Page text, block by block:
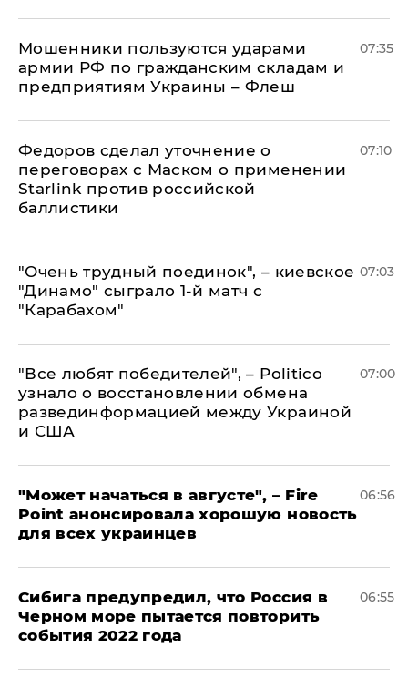
Мошенники пользуются ударами
армии РФ по гражданским складам и
предприятиям Украины – Флеш
07:35
Федоров сделал уточнение о
переговорах с Маском о применении
Starlink против российской
баллистики
07:10
"Очень трудный поединок", – киевское
"Динамо" сыграло 1-й матч с
"Карабахом"
07:03
​"Все любят победителей", – Politico
узнало о восстановлении обмена
развединформацией между Украиной
и США
07:00
"Может начаться в августе", – Fire
Point анонсировала хорошую новость
для всех украинцев
06:56
Сибига предупредил, что Россия в
Черном море пытается повторить
события 2022 года
06:55